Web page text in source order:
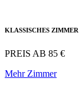
KLASSISCHES ZIMMER
PREIS AB 85 €
Mehr Zimmer